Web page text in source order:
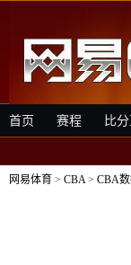
首页 赛程 比
网易体育 > CBA> CBA